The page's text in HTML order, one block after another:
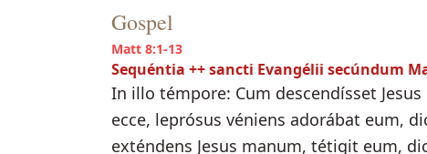
Gospel
Matt 8:1-13
Sequéntia ++ sancti Evangélii secúndum
In illo témpore: Cum descendísset
ecce, leprósus véniens adorábat eum,
exténdens Jesus manum, tétigit eum,